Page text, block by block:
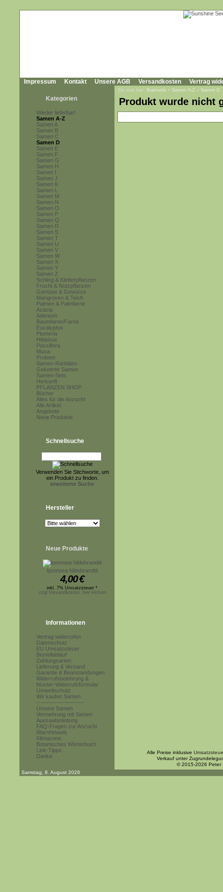
Impressum Kontakt Unsere AGB Versandkosten Vertrag
Kategorien
Wieder lieferbar!
Samen A-Z
Samen A
Samen B
Samen C
Samen D
Samen E
Samen F
Samen G
Samen H
Samen I
Samen J
Samen K
Samen L
Samen M
Samen N
Samen O
Samen P
Samen Q
Samen R
Samen S
Samen T
Samen U
Samen V
Samen W
Samen X
Samen Y
Samen Z
Schling & Kletterpflanzen
Frucht & Nutzpflanzen
Gemüse & Gewürze
Mangroven & Teich
Palmen & Palmfarne
Acacia
Adenium
Baumfarne/Farne
Eucalyptus
Plumeria
Hibiskus
Passiflora
Musa
Proteen
Samen-Raritäten
Gekeimte Samen
Samen-Sets
Herkunft
PFLANZEN SHOP
Bücher
Alles für die Anzucht
Alle Artikel
Angebote
Neue Produkte
Schnellsuche
Verwenden Sie Stichworte, um
ein Produkt zu finden.
erweiterte Suche
Hersteller
Neue Produkte
Ipomoea hildebrandtii
4,00€
inkl. 7% Umsatzsteuer *
zzgl.Versandkosten, hier klicken
Informationen
Vertrag widerrufen
Datenschutz
EU Umsatzsteuer
Bestellablauf
Zahlungsarten
Lieferung & Versand
Garantie & Beanstandungen
Widerrufsbelehrung &
Muster-Widerrufsformular
Umweltschutz
Wir kaufen Samen
------------------------
Unsere Samen
Vermehrung mit Samen
Aussaatanleitung
FAQ-Fragen zur Anzucht
Warnhinweis
Klimazone
Botanisches Wörterbuch
Link-Tipps
Danke
Sie sind hier: Startseite » Samen A-Z » Samen D
Produkt wurde nicht
Alle Preise inklusive
Verkauf unter
© 2015-2026 Peter
Samstag, 8. August 2026